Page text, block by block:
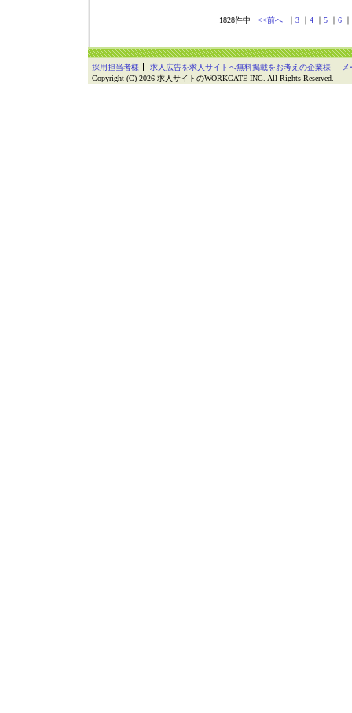
1828件中 <<前へ｜ 3｜ 4｜ 5｜ 6｜
採用担当者様 求人広告を求人サイトへ無料掲載をお考えの企業様
Copyright (C) 2026 求人サイトのWORKGATE INC. All Rights Reserved.